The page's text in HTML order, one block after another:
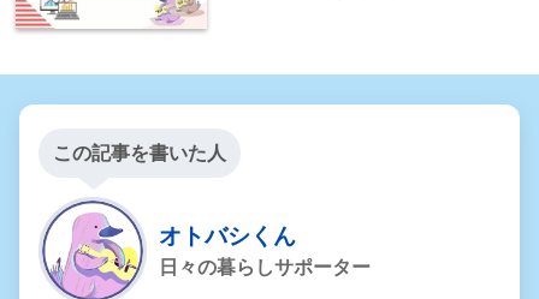
この記事を書いた人
オトバシくん
日々の暮らしサポーター